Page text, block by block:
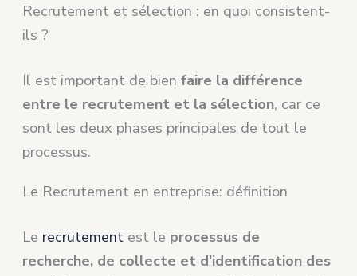
Recrutement et sélection : en quoi consistent-
ils ?
Il est important de bienfaire la différence
entre le recrutement et la sélection, car ce
sont les deux phases principales de tout le
processus.
Le Recrutement en entreprise: définition
Le recrutement est le processus de
recherche, de collecte et d’identification des